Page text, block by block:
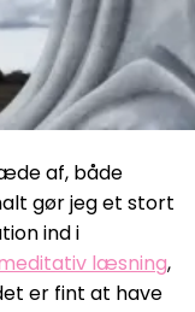
af, både
gør jeg et stort
ind i
læsning,
er fint at have